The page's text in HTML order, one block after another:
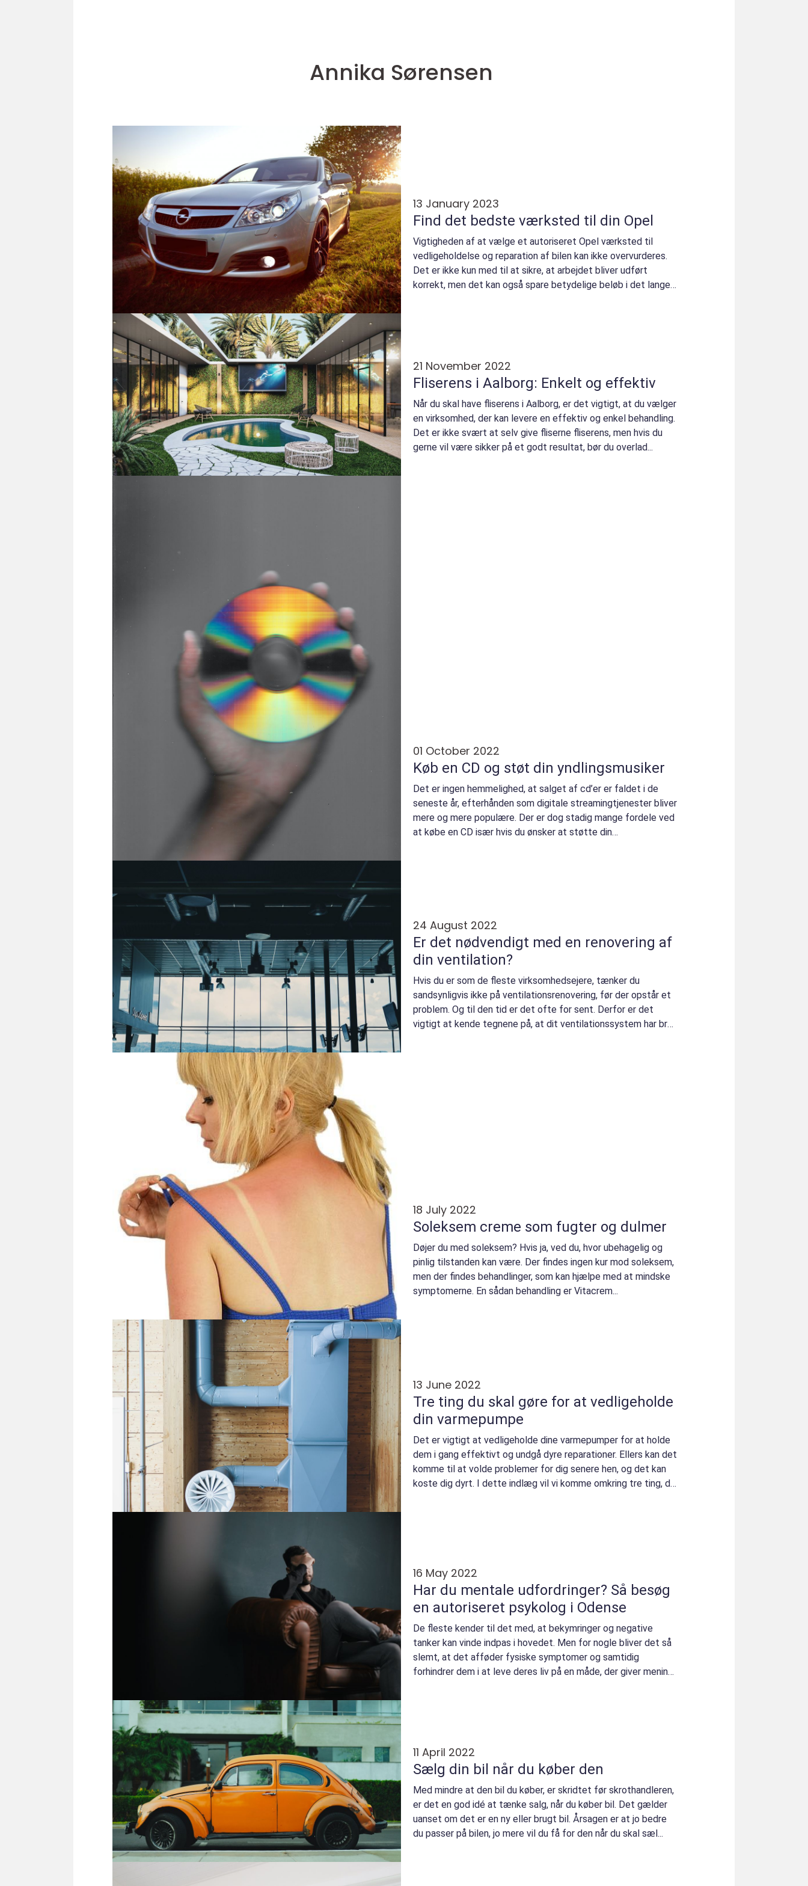
Annika Sørensen
13 January 2023
Find det bedste værksted til din Opel
Vigtigheden af at vælge et autoriseret Opel værksted til
vedligeholdelse og reparation af bilen kan ikke overvurderes.
Det er ikke kun med til at sikre, at arbejdet bliver udført
korrekt, men det kan også spare betydelige beløb i det lange
21 November 2022
Fliserens i Aalborg: Enkelt og effektiv
Når du skal have fliserens i Aalborg, er det vigtigt, at du vælger
en virksomhed, der kan levere en effektiv og enkel behandling.
Det er ikke svært at selv give fliserne fliserens, men hvis du
gerne vil være sikker på et godt resultat, bør du overlad...
01 October 2022
Køb en CD og støt din yndlingsmusiker
Det er ingen hemmelighed, at salget af cd’er er faldet i de
seneste år, efterhånden som digitale streamingtjenester bliver
mere og mere populære. Der er dog stadig mange fordele ved
at købe en CD især hvis du ønsker at støtte din
24 August 2022
Er det nødvendigt med en renovering af
din ventilation?
Hvis du er som de fleste virksomhedsejere, tænker du
sandsynligvis ikke på ventilationsrenovering, før der opstår et
problem. Og til den tid er det ofte for sent. Derfor er det
vigtigt at kende tegnene på, at dit ventilationssystem har brug
18 July 2022
Soleksem creme som fugter og dulmer
Døjer du med soleksem? Hvis ja, ved du, hvor ubehagelig og
pinlig tilstanden kan være. Der findes ingen kur mod soleksem,
men der findes behandlinger, som kan hjælpe med at mindske
symptomerne. En sådan behandling er Vitacrem...
13 June 2022
Tre ting du skal gøre for at vedligeholde
din varmepumpe
Det er vigtigt at vedligeholde dine varmepumper for at holde
dem i gang effektivt og undgå dyre reparationer. Ellers kan det
komme til at volde problemer for dig senere hen, og det kan
koste dig dyrt. I dette indlæg vil vi komme omkring tre ting, du
16 May 2022
Har du mentale udfordringer? Så besøg
en autoriseret psykolog i Odense
De fleste kender til det med, at bekymringer og negative
tanker kan vinde indpas i hovedet. Men for nogle bliver det så
slemt, at det afføder fysiske symptomer og samtidig
forhindrer dem i at leve deres liv på en måde, der giver mening.
11 April 2022
Sælg din bil når du køber den
Med mindre at den bil du køber, er skridtet før skrothandleren,
er det en god idé at tænke salg, når du køber bil. Det gælder
uanset om det er en ny eller brugt bil. Årsagen er at jo bedre
du passer på bilen, jo mere vil du få for den når du skal sæl...